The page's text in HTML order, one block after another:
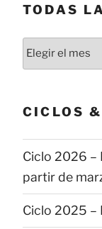
TODAS
Todas
CICLOS
Ciclo 2026 –
partir de
Ciclo 2025 –